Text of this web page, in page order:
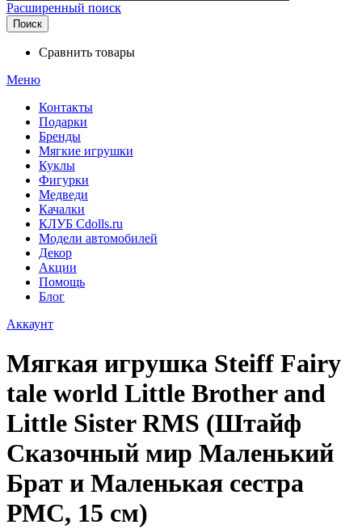
Расширенный поиск
Поиск
Сравнить товары
Меню
Контакты
Подарки
Бренды
Мягкие игрушки
Куклы
Фигурки
Медведи
Качалки
КЛУБ Cdolls.ru
Модели автомобилей
Декор
Акции
Помощь
Блог
Аккаунт
Мягкая игрушка Steiff Fairy
tale world Little Brother and
Little Sister RMS (Штайф
Сказочный мир Маленький
Брат и Маленькая сестра
РМС, 15 см)